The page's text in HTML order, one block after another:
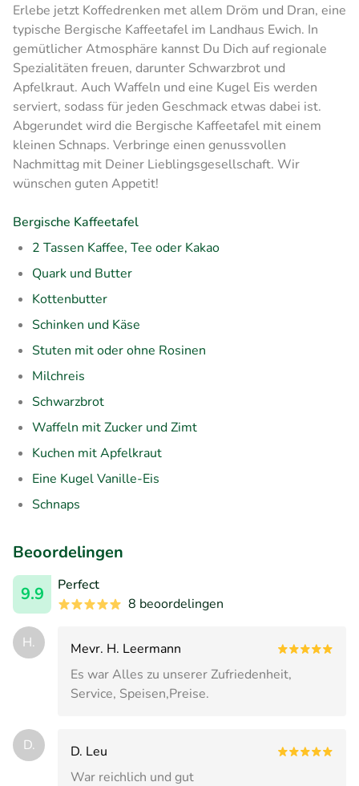
Erlebe jetzt Koffedrenken met allem Dröm und Dran, eine
typische Bergische Kaffeetafel im Landhaus Ewich. In
gemütlicher Atmosphäre kannst Du Dich auf regionale
Spezialitäten freuen, darunter Schwarzbrot und
Apfelkraut. Auch Waffeln und eine Kugel Eis werden
serviert, sodass für jeden Geschmack etwas dabei ist.
Abgerundet wird die Bergische Kaffeetafel mit einem
kleinen Schnaps. Verbringe einen genussvollen
Nachmittag mit Deiner Lieblingsgesellschaft. Wir
wünschen guten Appetit!
Bergische Kaffeetafel
2 Tassen Kaffee, Tee oder Kakao
Quark und Butter
Kottenbutter
Schinken und Käse
Stuten mit oder ohne Rosinen
Milchreis
Schwarzbrot
Waffeln mit Zucker und Zimt
Kuchen mit Apfelkraut
Eine Kugel Vanille-Eis
Schnaps
Beoordelingen
9.9
Perfect
8 beoordelingen
H.
Mevr. H. Leermann
Es war Alles zu unserer Zufriedenheit,
Service, Speisen,Preise.
D.
D. Leu
War reichlich und gut